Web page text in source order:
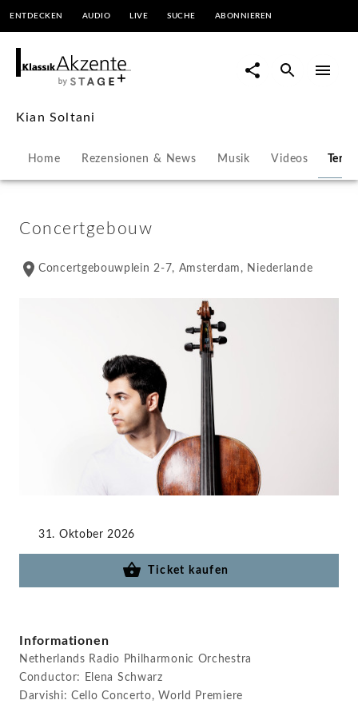
Kian
Soltani
Konzerte
&
Veranstaltungen
ENTDECKEN AUDIO LIVE SUCHE ABONNIEREN
Kian Soltani
Home Rezensionen & News Musik Videos
Concertgebouw
Concertgebouwplein 2-7, Amsterdam, Niederlande
31. Oktober 2026
Ticket kaufen
Informationen
Netherlands Radio Philharmonic Orchestra
Conductor: Elena Schwarz
Darvishi: Cello Concerto, World Premiere